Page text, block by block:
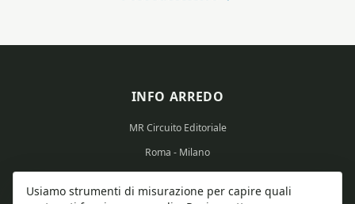
INFO ARREDO
MR Circuito Editoriale
Roma - Milano
Partita IVA: 15569351008
Usiamo strumenti di misurazione per capire quali